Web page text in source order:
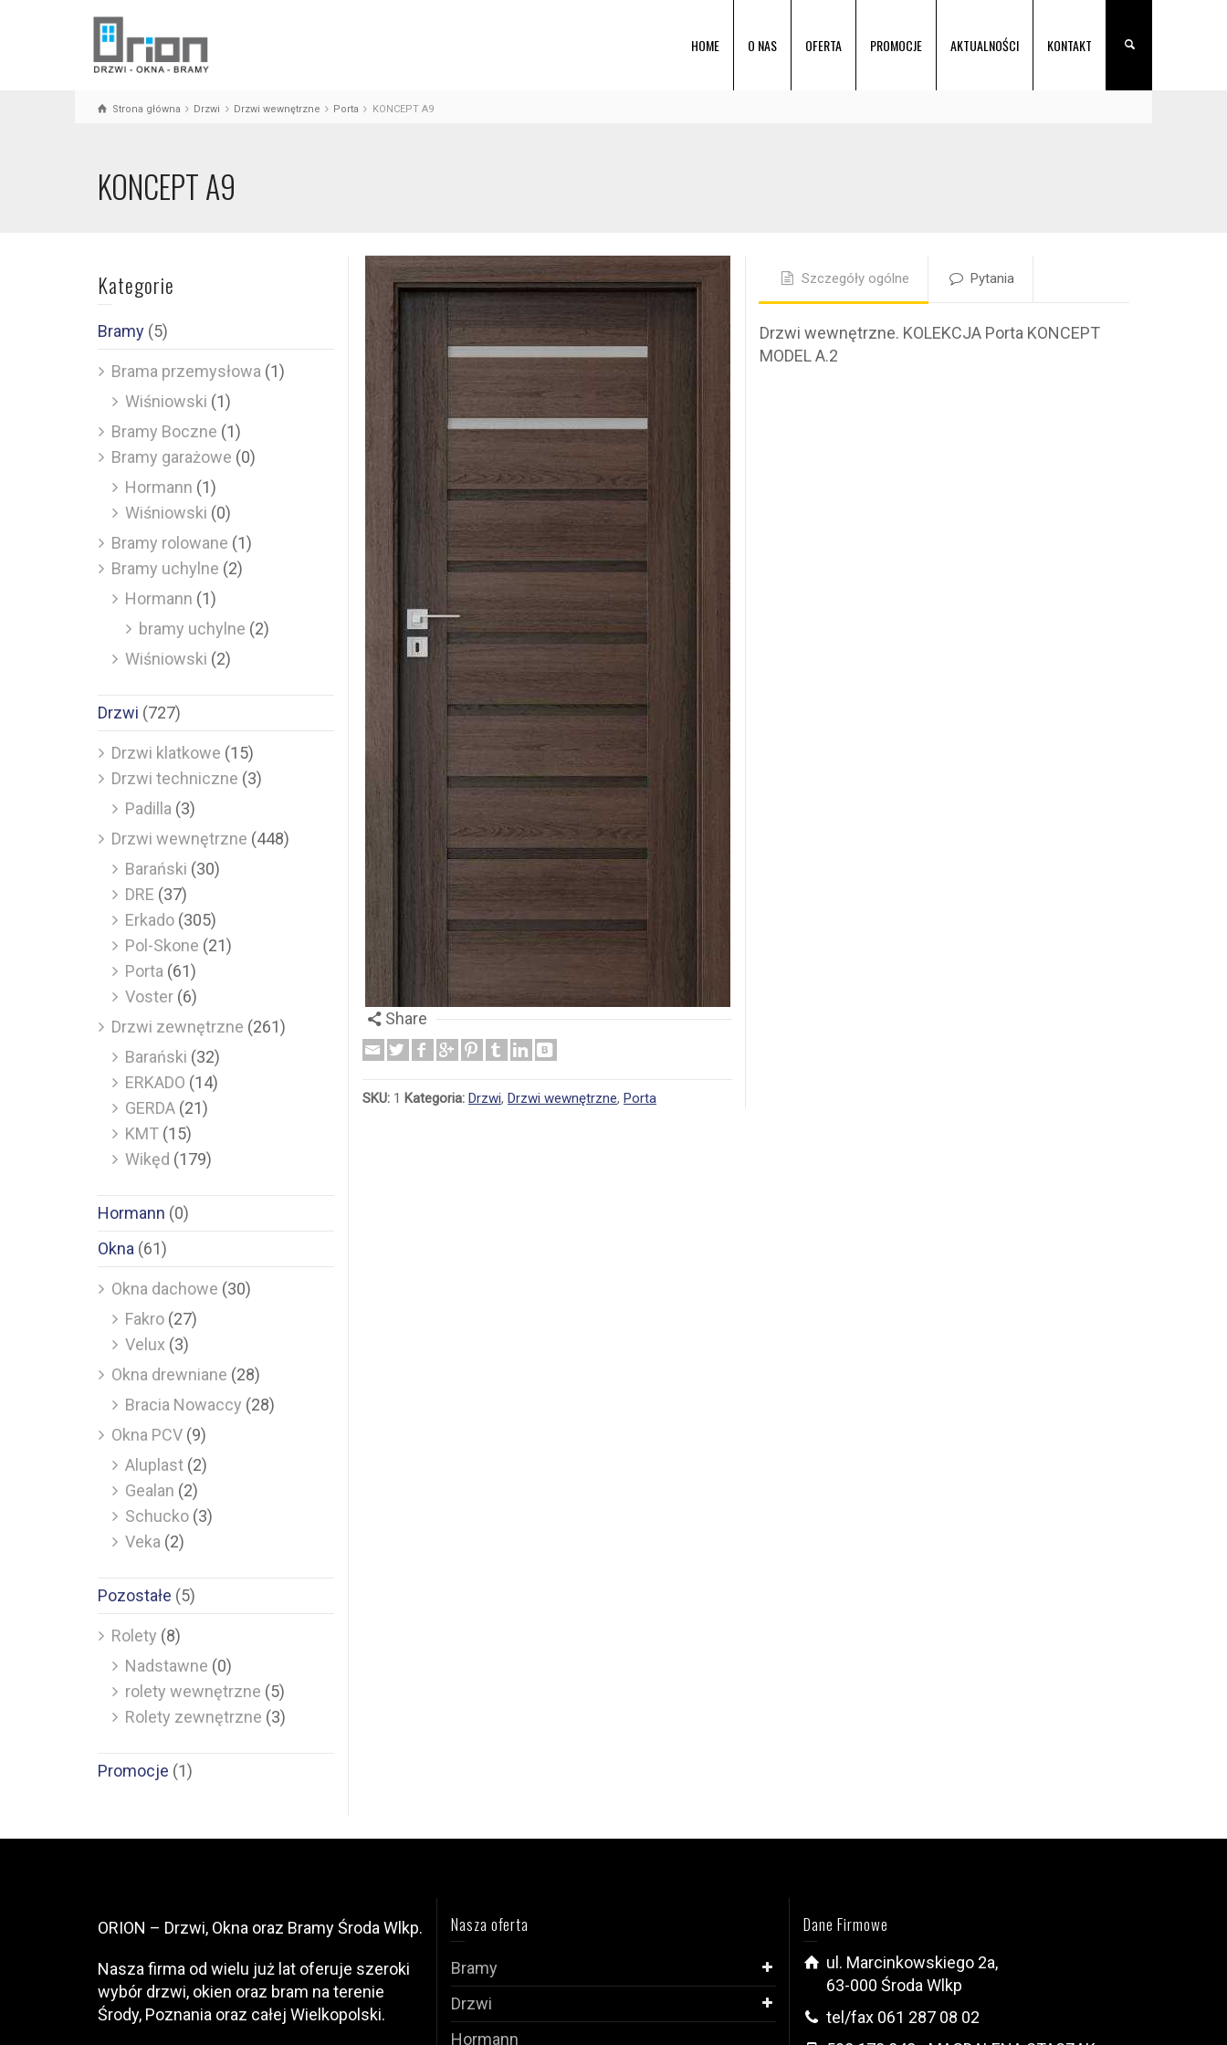
HOME O NAS OFERTA PROMOCJE AKTUALNOŚCI KONTAKT
Strona główna Drzwi Drzwi wewnętrzne Porta KONCEPT A9
KONCEPT A9
Share
SKU: 1 Kategoria: Drzwi, Drzwi wewnętrzne, Porta
Szczegóły ogólne Pytania
Drzwi wewnętrzne. KOLEKCJA Porta KONCEPT
MODEL A.2
Kategorie
Bramy (5)
Brama przemysłowa (1)
Wiśniowski (1)
Bramy Boczne (1)
Bramy garażowe (0)
Hormann (1)
Wiśniowski (0)
Bramy rolowane (1)
Bramy uchylne (2)
Hormann (1)
bramy uchylne (2)
Wiśniowski (2)
Drzwi (727)
Drzwi klatkowe (15)
Drzwi techniczne (3)
Padilla (3)
Drzwi wewnętrzne (448)
Barański (30)
DRE (37)
Erkado (305)
Pol-Skone (21)
Porta (61)
Voster (6)
Drzwi zewnętrzne (261)
Barański (32)
ERKADO (14)
GERDA (21)
KMT (15)
Wikęd (179)
Hormann (0)
Okna (61)
Okna dachowe (30)
Fakro (27)
Velux (3)
Okna drewniane (28)
Bracia Nowaccy (28)
Okna PCV (9)
Aluplast (2)
Gealan (2)
Schucko (3)
Veka (2)
Pozostałe (5)
Rolety (8)
Nadstawne (0)
rolety wewnętrzne (5)
Rolety zewnętrzne (3)
Promocje (1)
ORION – Drzwi, Okna oraz Bramy Środa Wlkp.
Nasza firma od wielu już lat oferuje szeroki
wybór drzwi, okien oraz bram na terenie
Środy, Poznania oraz całej Wielkopolski.
Nasza oferta
Bramy
Drzwi
Hormann
Dane Firmowe
ul. Marcinkowskiego 2a,
63-000 Środa Wlkp
tel/fax 061 287 08 02